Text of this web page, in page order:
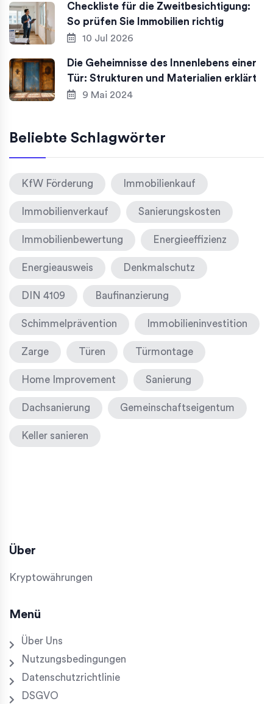
Checkliste für die Zweitbesichtigung:
So prüfen Sie Immobilien richtig
10 Jul 2026
Die Geheimnisse des Innenlebens einer
Tür: Strukturen und Materialien erklärt
9 Mai 2024
Beliebte Schlagwörter
KfW Förderung Immobilienkauf
Immobilienverkauf Sanierungskosten
Immobilienbewertung Energieeffizienz
Energieausweis Denkmalschutz
DIN 4109 Baufinanzierung
Schimmelprävention Immobilieninvestition
Zarge Türen Türmontage
Home Improvement Sanierung
Dachsanierung Gemeinschaftseigentum
Keller sanieren
Über
Kryptowährungen
Menü
Über Uns
Nutzungsbedingungen
Datenschutzrichtlinie
DSGVO